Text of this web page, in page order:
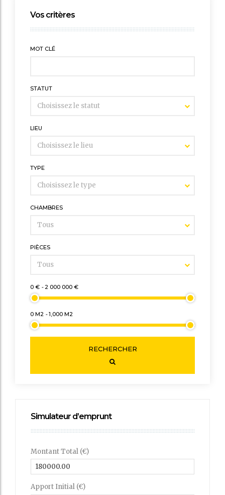
Vos critères
MOT CLÉ
STATUT
LIEU
TYPE
CHAMBRES
PIÈCES
0 € - 2 000 000 €
0 M2 - 1,000 M2
RECHERCHER
Simulateur d’emprunt
Montant Total (€)
Apport Initial (€)